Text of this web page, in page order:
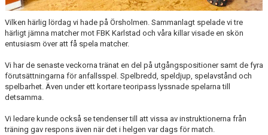
Vilken härlig lördag vi hade på Örsholmen. Sammanlagt spelade vi tre
härligt jämna matcher mot FBK Karlstad och våra killar visade en skön
entusiasm över att få spela matcher.
Vi har de senaste veckorna tränat en del på utgångspositioner samt de fyra
förutsättningarna för anfallsspel. Spelbredd, speldjup, spelavstånd och
spelbarhet. Även under ett kortare teoripass lyssnade spelarna till
detsamma.
Vi ledare kunde också se tendenser till att vissa av instruktionerna från
träning gav respons även när det i helgen var dags för match.